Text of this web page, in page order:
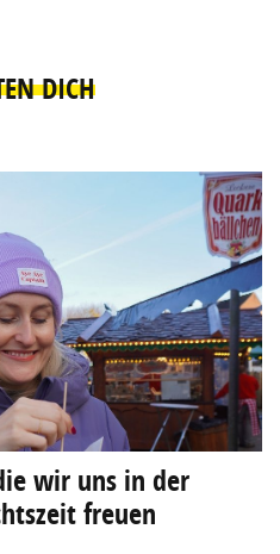
DICH
wir uns in der
freuen